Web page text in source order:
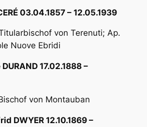
03.04.1857 – 12.05.1939
von Terenuti; Ap.
Nuove Ebridi
17.02.1888 –
von Montauban
DWYER 12.10.1869 –